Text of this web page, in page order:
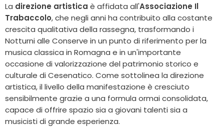
La direzione artistica è affidata all'Associazione Il
Trabaccolo, che negli anni ha contribuito alla costante
crescita qualitativa della rassegna, trasformando i
Notturni alle Conserve in un punto di riferimento per la
musica classica in Romagna e in un'importante
occasione di valorizzazione del patrimonio storico e
culturale di Cesenatico. Come sottolinea la direzione
artistica, il livello della manifestazione è cresciuto
sensibilmente grazie a una formula ormai consolidata,
capace di offrire spazio sia a giovani talenti sia a
musicisti di grande esperienza.